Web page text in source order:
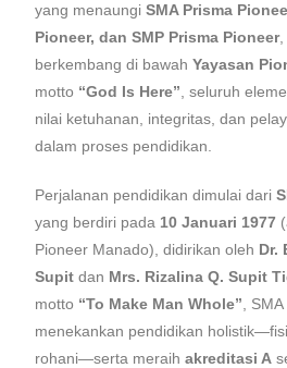
yang menaungiSMA Prisma
Pioneer, dan SMP Prisma Pioneer,
berkembang di bawahYayasan
motto “God Is Here” , seluruh
nilai ketuhanan, integritas, dan
dalam proses pendidikan.
Perjalanan pendidikan dimulai dari
yang berdiri pada 10 Januari 1977
Pioneer Manado), didirikan oleh Dr.
Supit dan Mrs. Rizalina Q. Supit
motto “To Make Man Whole” ,
menekankan pendidikan
rohani—serta meraihakreditasi A